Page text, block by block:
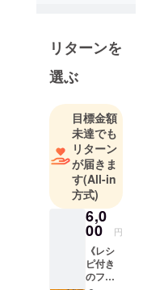
かも）一つ
の島として
広域に捉
え、多様性
豊かな各県
の地元農業
（生産者、
産地）と、
各地に伝わ
る優れた食
品加工の技
術を新しい
アイデアで
掛け合わ
リターンを
選ぶ
目標金額
未達でも
リターン
が届きま
す(All-in
方式)
6,0
00 円
《レシ
ピ付き
のフー